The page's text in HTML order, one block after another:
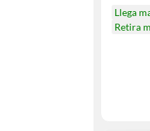
Llega
Retira